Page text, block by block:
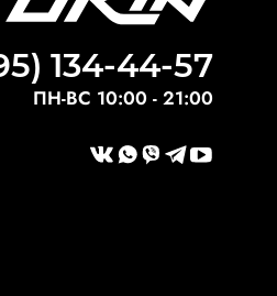
134-44-57
ПН-ВС 10:00 - 21:00